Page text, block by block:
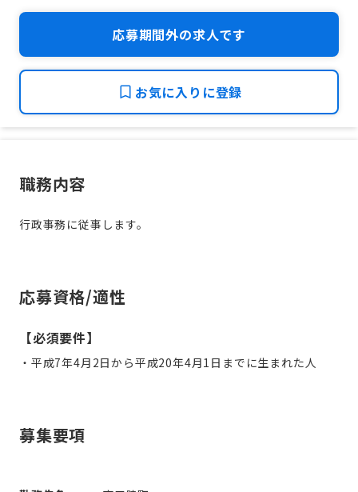
応募期間外の求人です
お気に入りに登録
職務内容
行政事務に従事します。
応募資格/適性
【必須要件】
・平成7年4月2日から平成20年4月1日までに生まれた人
募集要項